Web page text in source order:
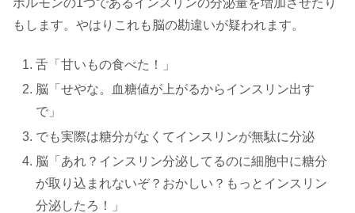
もします。やはりこれも脳の勘違いが疑われます。
舌「甘いもの食べた！」
脳「せやな。血糖値が上がるからインスリン出す
で」
でも実際は糖分がなくてインスリンが無駄に分泌
脳「あれ？インスリン分泌してるのに細胞中に糖分
が取り込まれないぞ？おかしい？もっとインスリン
分泌したろ！」